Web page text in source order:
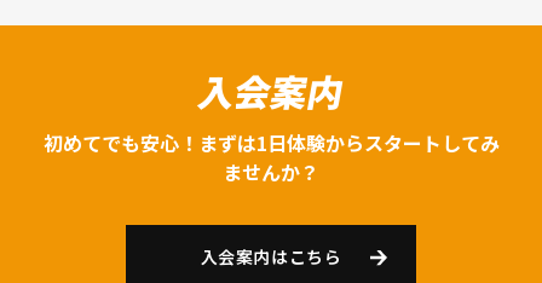
入会案内
初めてでも安心！まずは1日体験からスタートしてみ
ませんか？
入会案内はこちら